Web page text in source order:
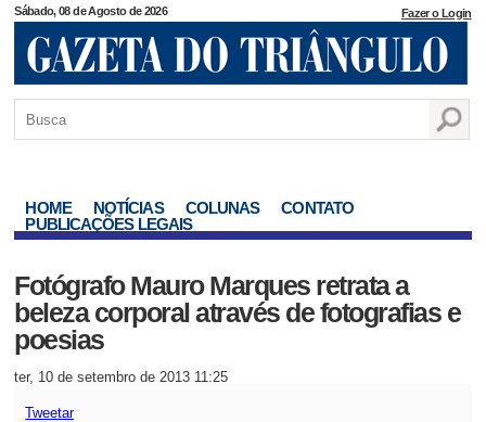
Sábado, 08 de Agosto de 2026 Fazer o Login
HOME NOTÍCIAS COLUNAS
CONTATO
PUBLICAÇÕES LEGAIS
Fotógrafo Mauro Marques retrata a
beleza corporal através de fotografias e
poesias
ter, 10 de setembro de 2013 11:25
Tweetar